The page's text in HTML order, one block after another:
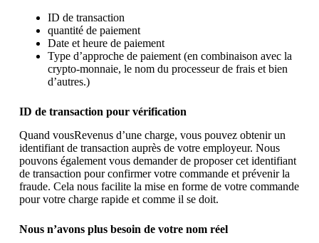
ID de transaction
quantité de paiement
Date et heure de paiement
Type d’approche de paiement (en combinaison avec la
crypto-monnaie, le nom du processeur de frais et bien
d’autres.)
ID de transaction pour vérification
Quand vousRevenus d’une charge, vous pouvez obtenir un
identifiant de transaction auprès de votre employeur. Nous
pouvons également vous demander de proposer cet identifiant
de transaction pour confirmer votre commande et prévenir la
fraude. Cela nous facilite la mise en forme de votre commande
pour votre charge rapide et comme il se doit.
Nous n’avons plus besoin de votre nom réel